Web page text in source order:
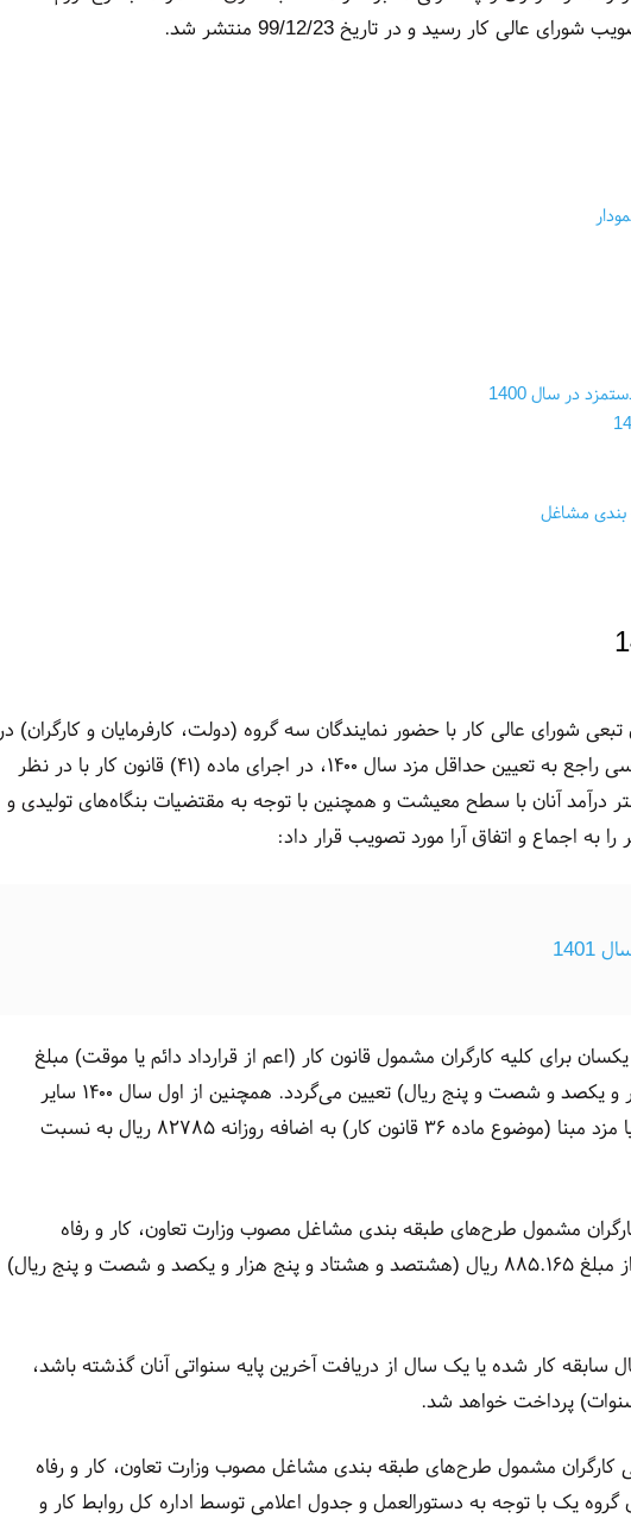
شورای عالی کار رسید و در تاریخ 99/12/23 منتشر شد.
در سال 1400
بندی مشاغل
و دستورالعمل‌های تبعی شورای عالی کار با حضور نمایندگان سه گروه (دولت، کارفرمایان و کارگران) در
جلسه مورخ ۲۳/۱۲/۱۳۹۹ پس از بحث و بررسی راجع به تعیین حداقل مزد سال ۱۴۰۰، در اجرای ماده (۴۱) قانون کار با در نظر
درآمد آنان با سطح معیشت و همچنین با توجه به مقتضیات بنگاه‌های تولیدی و
به اجماع و اتفاق آرا مورد تصویب قرار داد:
با نرخ یکسان برای کلیه کارگران مشمول قانون کار (اعم از قرارداد دائم یا موقت) مبلغ
۸۸۵.۱۶۵ ریال (هشتصد و هشتاد و پنج هزار و یکصد و شصت و پنج ریال) تعیین می‌گردد. همچنین از اول سال ۱۴۰۰ سایر
سطوح مزدی نیز روزانه ۲۶ درصد مزد ثابت یا مزد مبنا (موضوع ماده ۳۶ قانون کار) به اضافه روزانه ۸۲۷۸۵ ریال به نسبت
مشمول طرح‌های طبقه بندی مشاغل مصوب وزارت تعاون، کار و رفاه
اجتماعی و نیز مزد ثابت سایر کارگران نباید از مبلغ ۸۸۵.۱۶۵ ریال (هشتصد و هشتاد و پنج هزار و یکصد و شصت و پنج ریال)
در سال ۱۴۰۰ دارای یک سال سابقه کار شده یا یک سال از دریافت آخرین پایه سنواتی آنان گذشته باشد،
کارگران مشمول طرح‌های طبقه بندی مشاغل مصوب وزارت تعاون، کار و رفاه
گروه یک با توجه به دستورالعمل و جدول اعلامی توسط اداره کل روابط کار و